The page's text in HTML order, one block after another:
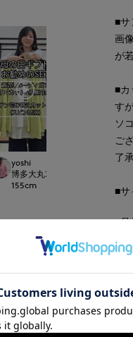
yoshi
博多大丸7-IDconcept.
155cm
■サ
画
が
■
す
ソ
ご
了
■サ
■品
■
再